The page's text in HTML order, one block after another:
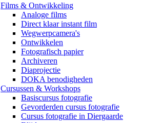
Films & Ontwikkeling
Analoge films
Direct klaar instant film
Wegwerpcamera's
Ontwikkelen
Fotografisch papier
Archiveren
Diaprojectie
DOKA benodigheden
Cursussen & Workshops
Basiscursus fotografie
Gevorderden cursus fotografie
Cursus fotografie in Diergaarde